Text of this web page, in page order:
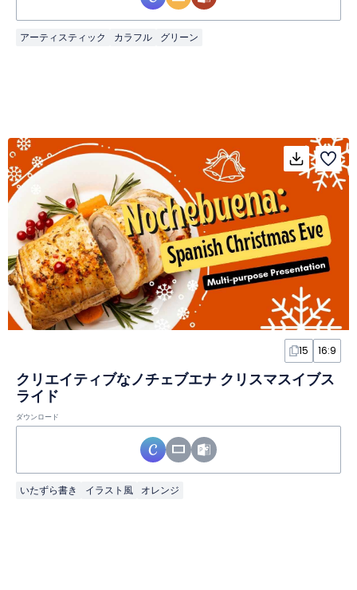
アーティスティック カラフル グリーン
15 16:9
クリエイティブなノチェブエナ クリスマスイブス
ライド
ダウンロード
いたずら書き イラスト風 オレンジ